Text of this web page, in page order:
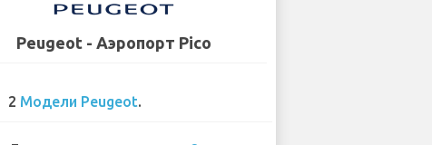
Peugeot - Аэропорт Pico
2 Модели Peugeot.